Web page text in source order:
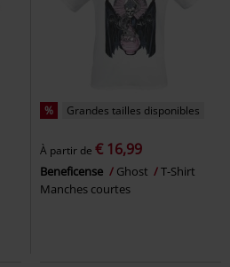
% Grandes tailles disponibles
À partir de € 16,99
Beneficense Ghost
T-Shirt
Manches courtes